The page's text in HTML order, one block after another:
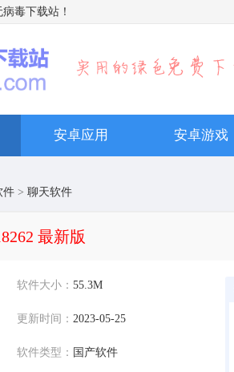
毒下载站！
安卓应用 安卓游戏
件 > 聊天软件
最新版
软件大小： 55.3M
更新时间： 2023-05-25
软件类型： 国产软件